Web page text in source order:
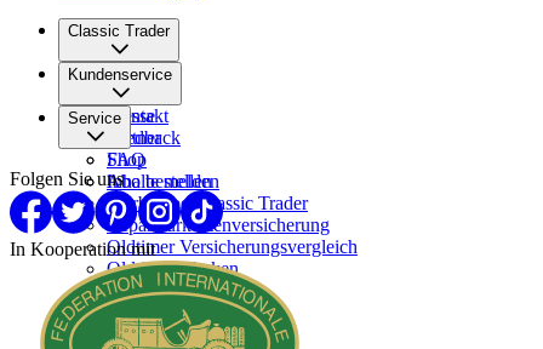
Classic Trader
Über uns
Karriere
Presse
Partner
Kundenservice
Kontakt
Feedback
FAQ
Inhalte melden
Service
Shop
Abo bestellen
Werben bei Classic Trader
Reparaturkostenversicherung
Oldtimer Versicherungsvergleich
Oldtimer Marken
Oldtimer verkaufen
Oldtimer Händler
Oldtimer Garagen
Folgen Sie uns
In Kooperation mit